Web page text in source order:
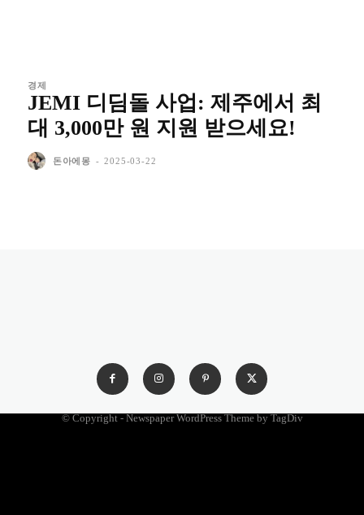
경제
JEMI 디딤돌 사업: 제주에서 최
대 3,000만 원 지원 받으세요!
돈아에몽 - 2025-03-22
© Copyright - Newspaper WordPress Theme by TagDiv